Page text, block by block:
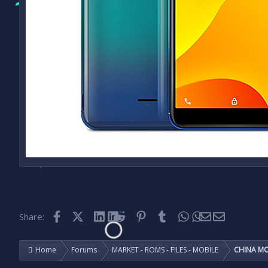
Share: FacebookX (Twitter)LinkedIn
Reddit PinterestTumblr WhatsApp
Email
Home Forums MARKET - ROMS - FILES - MOBILE CHINA